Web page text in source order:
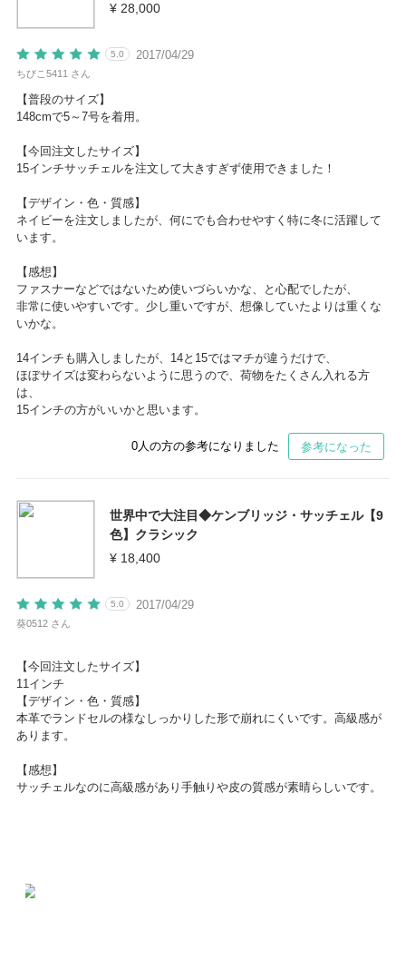
¥ 28,000
2017/04/29
5.0
ちびこ5411 さん
【普段のサイズ】
148cmで5～7号を着用。
【今回注文したサイズ】
15インチサッチェルを注文して大きすぎず使用できました！
【デザイン・色・質感】
ネイビーを注文しましたが、何にでも合わせやすく特に冬に活躍して
います。
【感想】
ファスナーなどではないため使いづらいかな、と心配でしたが、
非常に使いやすいです。少し重いですが、想像していたよりは重くな
いかな。
14インチも購入しましたが、14と15ではマチが違うだけで、
ほぼサイズは変わらないように思うので、荷物をたくさん入れる方
は、
15インチの方がいいかと思います。
0人の方の参考になりました 参考になった
世界中で大注目◆ケンブリッジ・サッチェル【9
色】クラシック
¥ 18,400
2017/04/29
5.0
葵0512 さん
【今回注文したサイズ】
11インチ
【デザイン・色・質感】
本革でランドセルの様なしっかりした形で崩れにくいです。高級感が
あります。
【感想】
サッチェルなのに高級感があり手触りや皮の質感が素晴らしいです。